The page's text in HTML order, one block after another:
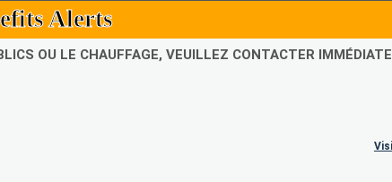
Alerts
OU LE CHAUFFAGE, VEUILLEZ CONTACTER